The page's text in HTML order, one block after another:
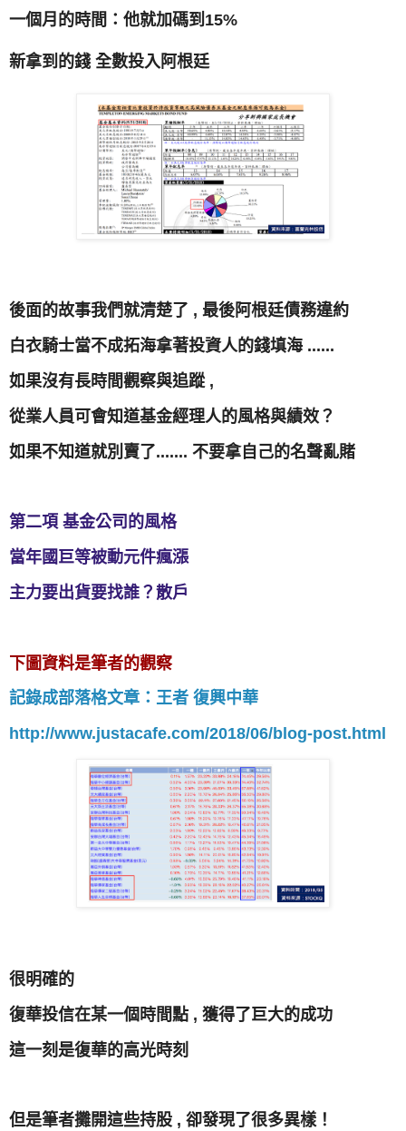
一個月的時間：他就加碼到15%
新拿到的錢 全數投入阿根廷
後面的故事我們就清楚了 , 最後阿根廷債務違約
白衣騎士當不成拓海拿著投資人的錢填海 ......
如果沒有長時間觀察與追蹤 ,
從業人員可會知道基金經理人的風格與績效？
如果不知道就別賣了....... 不要拿自己的名聲亂賭
第二項 基金公司的風格
當年國巨等被動元件瘋漲
主力要出貨要找誰？散戶
下圖資料是筆者的觀察
記錄成部落格文章：王者 復興中華
http://www.justacafe.com/2018/06/blog-post.html
很明確的
復華投信在某一個時間點 , 獲得了巨大的成功
這一刻是復華的高光時刻
但是筆者攤開這些持股 , 卻發現了很多異樣！